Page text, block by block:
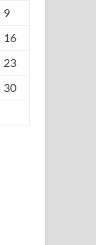
9
16
23
30